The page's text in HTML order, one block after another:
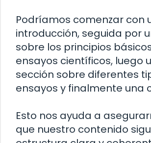
Podríamos comenzar con
introducción, seguida por
sobre los principios
ensayos científicos, luego
sección sobre diferentes
ensayos y finalmente una
Esto nos ayuda a
que nuestro contenido